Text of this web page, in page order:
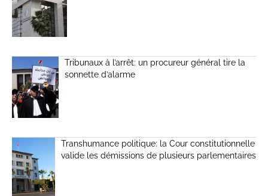
Tribunaux à l’arrêt: un procureur général tire la
sonnette d’alarme
Transhumance politique: la Cour constitutionnelle
valide les démissions de plusieurs parlementaires